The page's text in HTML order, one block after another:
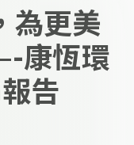
為更美
康恆環
告